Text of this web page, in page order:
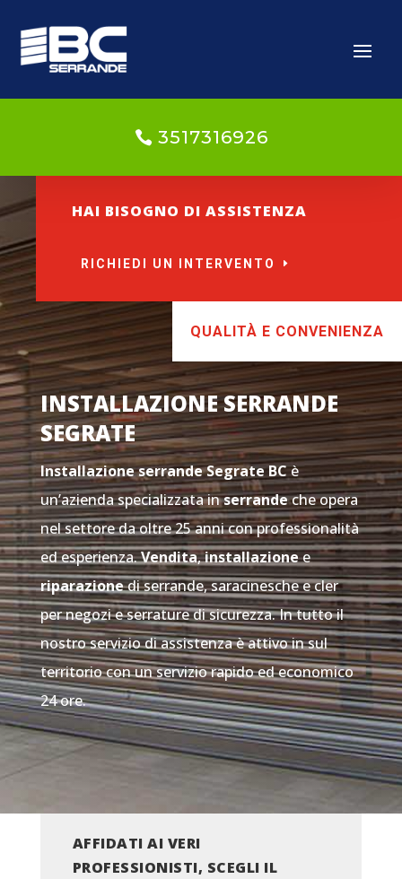
3517316926
HAI BISOGNO DI ASSISTENZA
RICHIEDI UN INTERVENTO
QUALITÀ E CONVENIENZA
INSTALLAZIONE SERRANDE
SEGRATE
Installazione serrande SegrateBCè
un’azienda specializzata inserrandeche opera
nel settore da oltre 25 anni con professionalità
ed esperienza.Vendita,installazionee
riparazionedi serrande, saracinesche e cler
per negozi e serrature di sicurezza. In tutto il
nostro servizio di assistenza è attivo in sul
territorio con un servizio rapido ed economico
24 ore.
AFFIDATI AI VERI
PROFESSIONISTI, SCEGLI IL